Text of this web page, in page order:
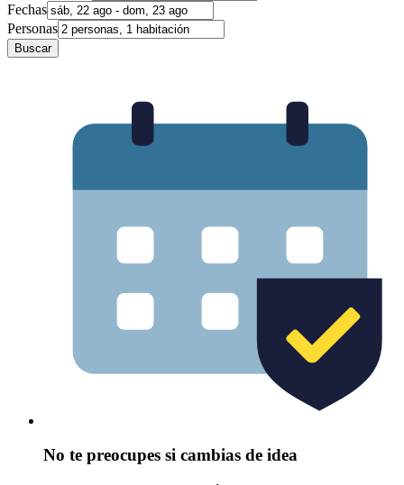
Fechas
Personas
Buscar
No te preocupes si cambias de idea